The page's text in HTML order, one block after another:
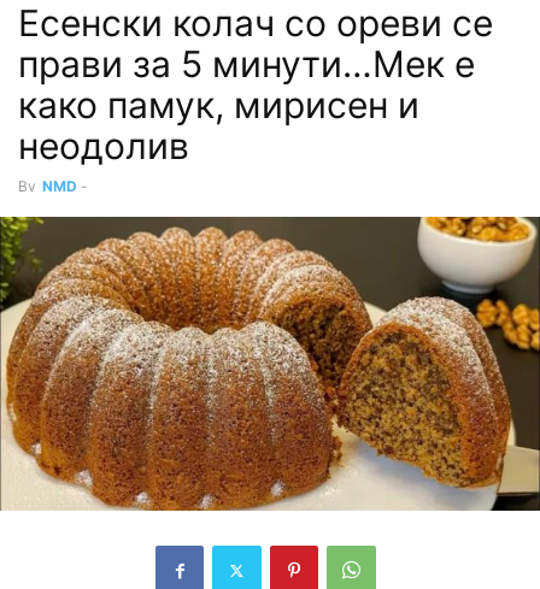
Есенски колач со ореви се
прави за 5 минути…Мек е
како памук, мирисен и
неодолив
By NMD -